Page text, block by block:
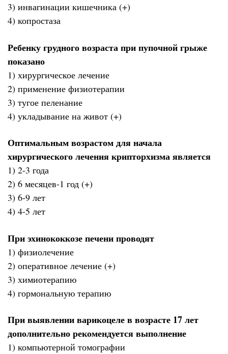
3) инвагинации кишечника (+)
4) копростаза
Ребенку грудного возраста при пупочной грыже
показано
1) хирургическое лечение
2) применение физиотерапии
3) тугое пеленание
4) укладывание на живот (+)
Оптимальным возрастом для начала
хирургического лечения крипторхизма является
1) 2-3 года
2) 6 месяцев-1 год (+)
3) 6-9 лет
4) 4-5 лет
При эхинококкозе печени проводят
1) физиолечение
2) оперативное лечение (+)
3) химиотерапию
4) гормональную терапию
При выявлении варикоцеле в возрасте 17 лет
дополнительно рекомендуется выполнение
1) компьютерной томографии